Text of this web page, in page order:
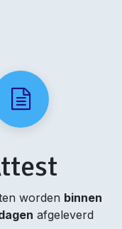
worden binnen
afgeleverd